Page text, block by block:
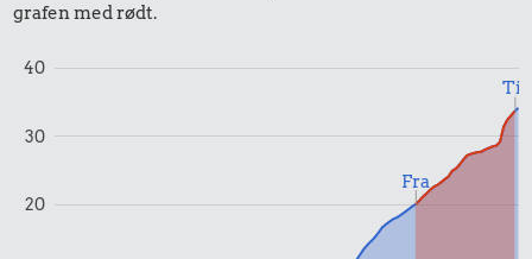
1,00 kr.
grafen med rødt.
20
30
40
Fra
Til